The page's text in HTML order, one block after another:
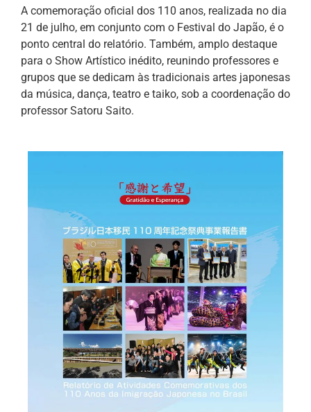
A comemoração oficial dos 110 anos, realizada no dia
21 de julho, em conjunto com o Festival do Japão, é o
ponto central do relatório. Também, amplo destaque
para o Show Artístico inédito, reunindo professores e
grupos que se dedicam às tradicionais artes japonesas
da música, dança, teatro e taiko, sob a coordenação do
professor Satoru Saito.